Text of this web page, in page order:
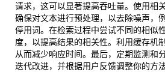
请求，这可以显著提高吞吐量。使用相
确保对文本进行预处理，以去除噪声，
停用词。在检索过程中尝试不同的相似
度，以提高结果的相关性。利用缓存机
从而减少响应时间。最后，定期监测和
迭代改进，并根据用户反馈调整你的方